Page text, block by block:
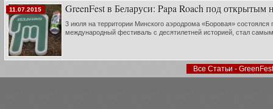
GreenFest в Беларуси: Papa Roach под открытым
3 июля на территории Минского аэродрома «Боровая»
международный фестиваль с десятилетней историей, стал
11.07.2015
Все Статьи - GreenFest